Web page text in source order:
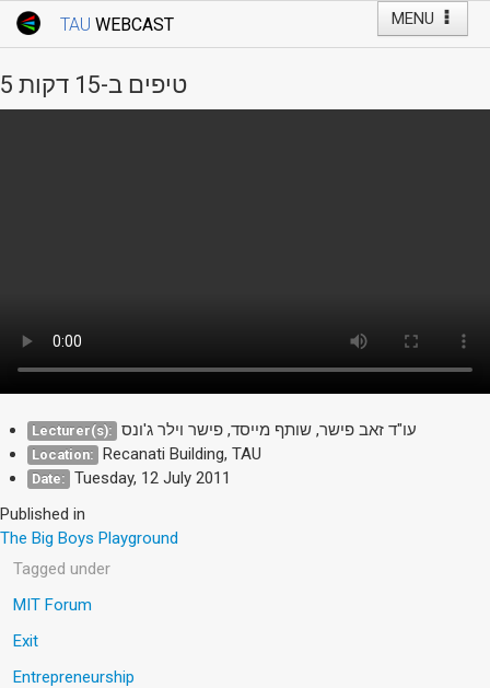
MENU
TAU WEBCAST
Webcast: Courses
Tel Aviv University
5 טיפים ב-15 דקות
Lecturer(s): עו"ד זאב פישר, שותף מייסד, פישר וילר ג'ונס
Location: Recanati Building, TAU
Date: Tuesday, 12 July 2011
Published in
The Big Boys Playground
Tagged under
MIT Forum
Exit
Entrepreneurship